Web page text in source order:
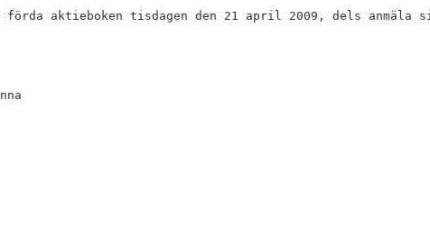
aktieboken tisdagen den 21 april 2009, dels